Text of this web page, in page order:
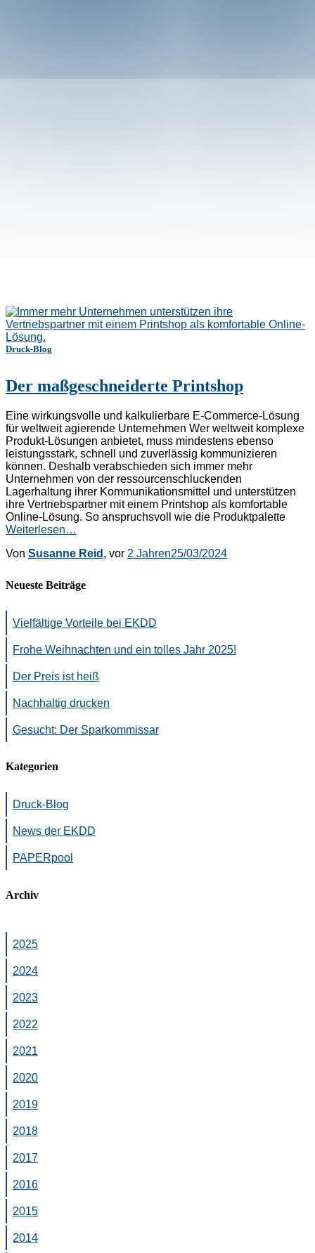
Druck-Blog
Der maßgeschneiderte Printshop
Eine wirkungsvolle und kalkulierbare E-Commerce-Lösung
für weltweit agierende Unternehmen Wer weltweit komplexe
Produkt-Lösungen anbietet, muss mindestens ebenso
leistungsstark, schnell und zuverlässig kommunizieren
können. Deshalb verabschieden sich immer mehr
Unternehmen von der ressourcenschluckenden
Lagerhaltung ihrer Kommunikationsmittel und unterstützen
ihre Vertriebspartner mit einem Printshop als komfortable
Online-Lösung. So anspruchsvoll wie die Produktpalette
Weiterlesen…
Von Susanne Reid , vor 2 Jahren25/03/2024
Neueste Beiträge
Vielfältige Vorteile bei EKDD
Frohe Weihnachten und ein tolles Jahr 2025!
Der Preis ist heiß
Nachhaltig drucken
Gesucht: Der Sparkommissar
Kategorien
Druck-Blog
News der EKDD
PAPERpool
Archiv
2025
2024
2023
2022
2021
2020
2019
2018
2017
2016
2015
2014